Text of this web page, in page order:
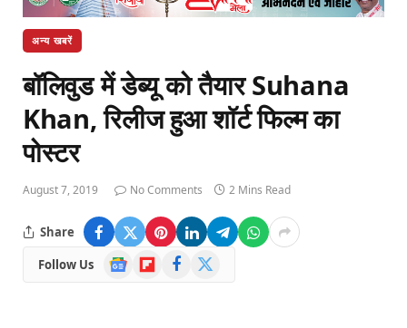
अन्य खबरें
बॉलिवुड में डेब्यू को तैयार Suhana
Khan, रिलीज हुआ शॉर्ट फिल्म का
पोस्टर
August 7, 2019 No Comments 2 Mins Read
Share
Follow Us
Google
News
FlipboardFacebook